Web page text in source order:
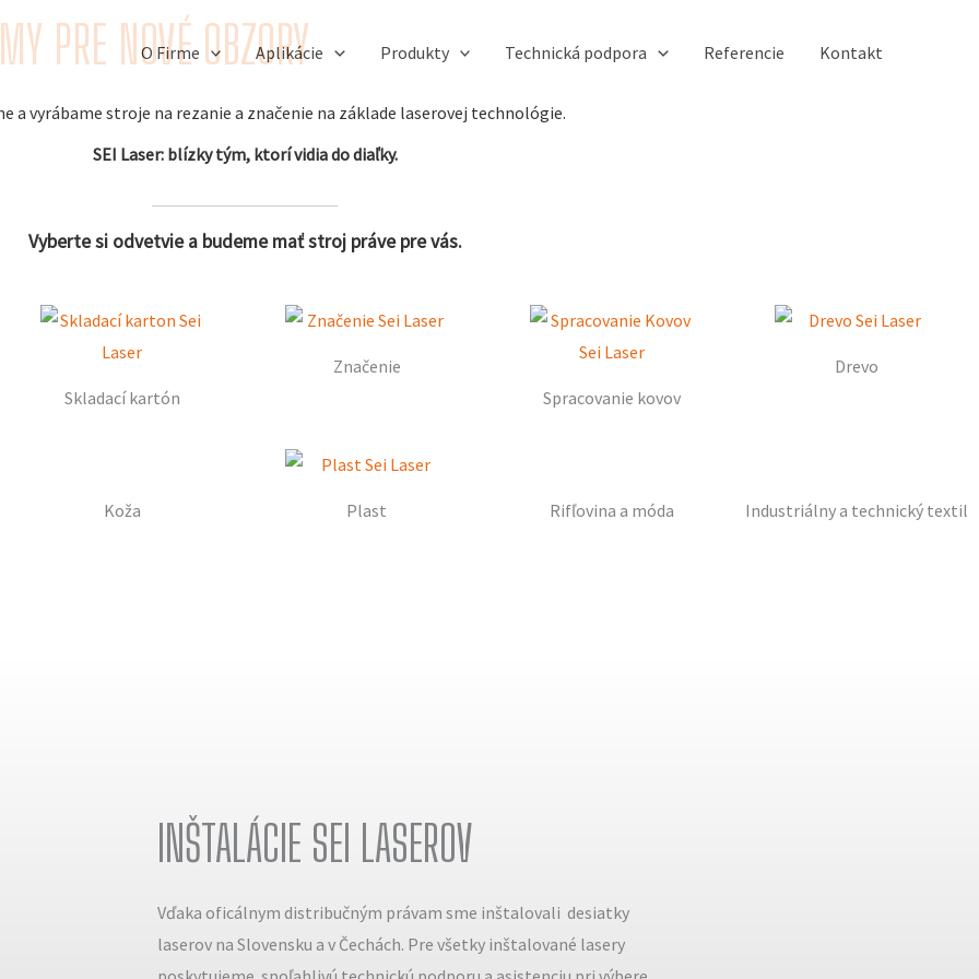
O Firme Aplikácie Produkty Technická podpora Referencie Kontakt
PRE NOVÉ OBZORY
a vyrábame stroje na rezanie a značenie na základe laserovej technológie.
SEI Laser: blízky tým, ktorí vidia do diaľky.
Vyberte si odvetvie a budeme mať stroj práve pre vás.
Skladací kartón
Značenie
Spracovanie kovov
Drevo
Koža Plast Rifľovina a móda Industriálny a technický textil
INŠTALÁCIE SEI LASEROV
Vďaka oficálnym distribučným právam sme inštalovali desiatky
laserov na Slovensku a v Čechách. Pre všetky inštalované lasery